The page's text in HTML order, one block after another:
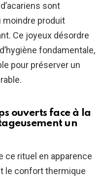
sont
moindre produit
Ce joyeux désordre
fondamentale,
pour préserver un
ouverts face à la
un
ce rituel en apparence
le confort thermique